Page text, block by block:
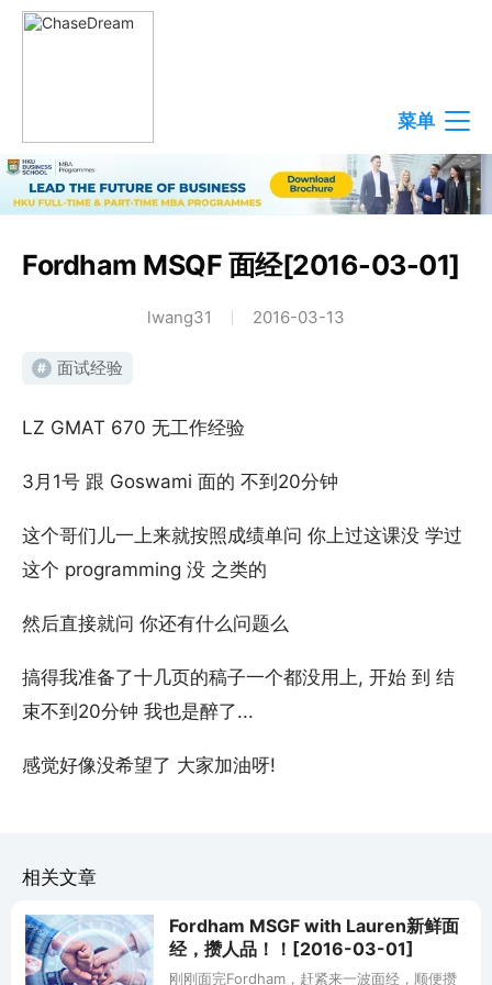
菜单
Fordham MSQF 面经[2016-03-01]
lwang31 2016-03-13
# 面试经验
LZ GMAT 670 无工作经验
3月1号 跟 Goswami 面的 不到20分钟
这个哥们儿一上来就按照成绩单问 你上过这课没 学过
这个 programming 没 之类的
然后直接就问 你还有什么问题么
搞得我准备了十几页的稿子一个都没用上, 开始 到 结
束不到20分钟 我也是醉了...
感觉好像没希望了 大家加油呀!
相关文章
Fordham MSGF with Lauren新鲜面
经，攒人品！！[2016-03-01]
刚刚面完Fordham，赶紧来一波面经，顺便攒